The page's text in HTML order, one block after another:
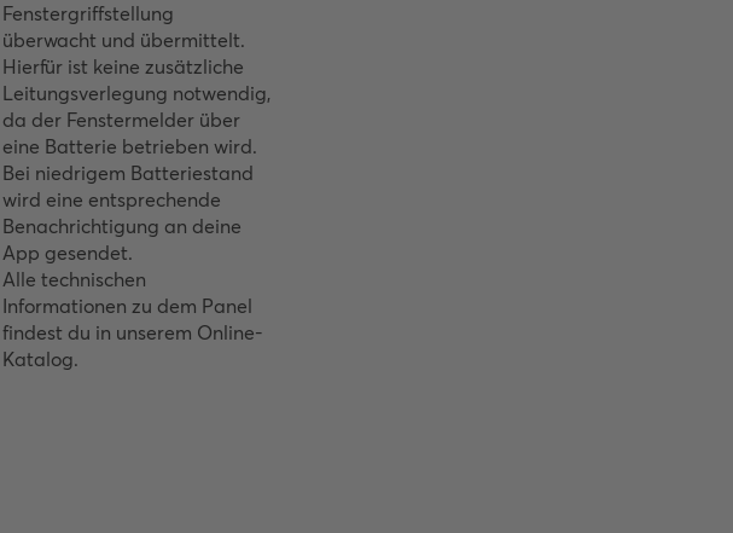
Fenstergriffstellung
überwacht und übermittelt.
Hierfür ist keine zusätzliche
Leitungsverlegung notwendig,
da der Fenstermelder über
eine Batterie betrieben wird.
Bei niedrigem Batteriestand
wird eine entsprechende
Benachrichtigung an deine
App gesendet.
Alle technischen
Informationen zu dem Panel
findest du in unserem Online-
Katalog.